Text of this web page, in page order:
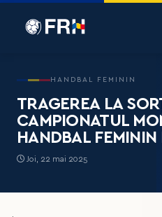
HANDBAL FEMININ
TRAGEREA LA
CAMPIONATUL
HANDBAL
Joi, 22 mai 2025